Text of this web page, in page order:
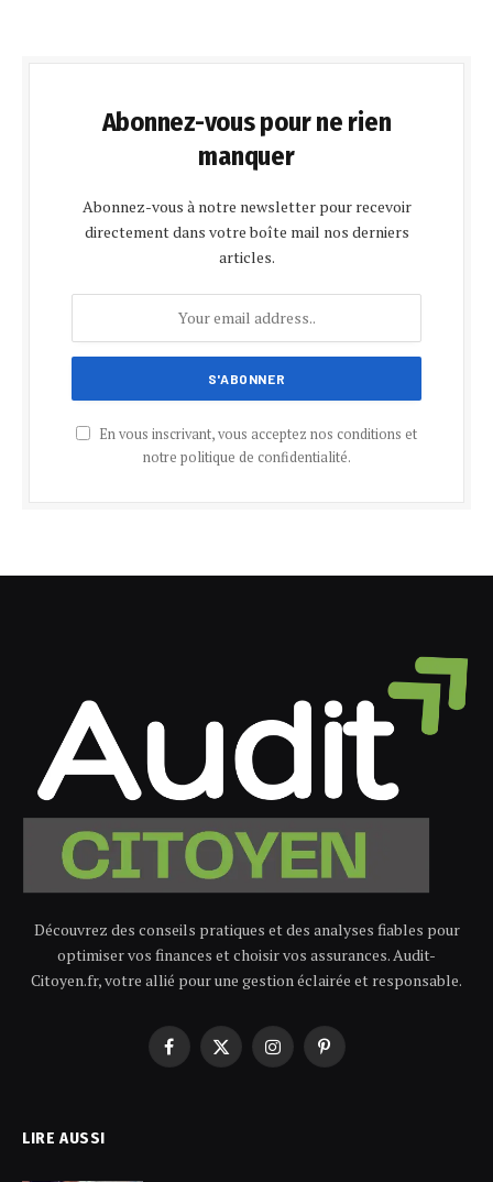
Abonnez-vous pour ne rien
manquer
Abonnez-vous à notre newsletter pour recevoir
directement dans votre boîte mail nos derniers
articles.
En vous inscrivant, vous acceptez nos conditions et
notre politique de confidentialité.
Découvrez des conseils pratiques et des analyses fiables pour
optimiser vos finances et choisir vos assurances. Audit-
Citoyen.fr, votre allié pour une gestion éclairée et responsable.
Facebook
X
InstagramPinterest
LIRE AUSSI